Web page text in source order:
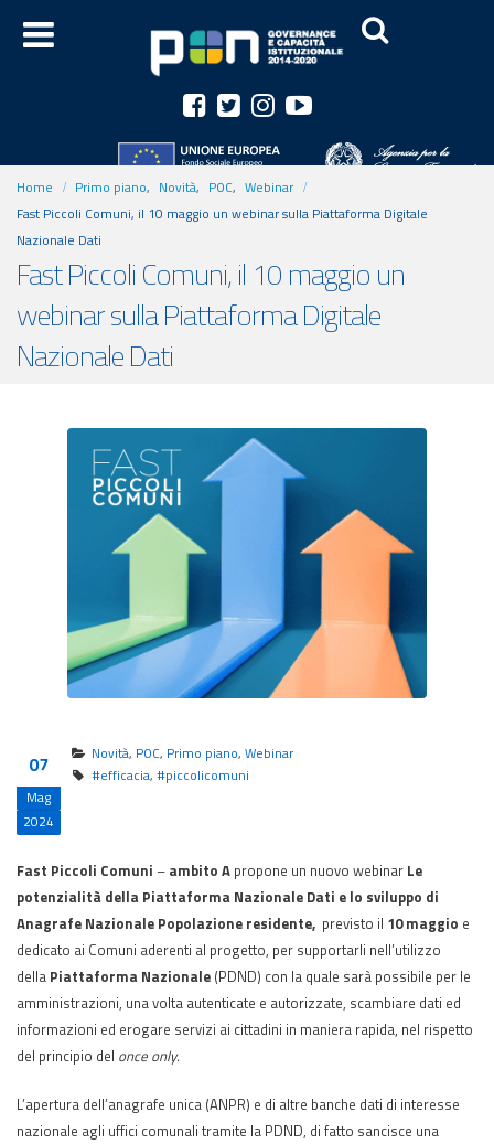
Home Primo piano, Novità, POC, Webinar
Fast Piccoli Comuni, il 10 maggio un webinar sulla Piattaforma Digitale
Nazionale Dati
Fast Piccoli Comuni, il 10 maggio un
webinar sulla Piattaforma Digitale
Nazionale Dati
07
Mag
2024
Novità, POC, Primo piano, Webinar
#efficacia, #piccolicomuni
Fast Piccoli Comuni – ambito A propone un nuovo webinar Le
potenzialità della Piattaforma Nazionale Dati e lo sviluppo di
Anagrafe Nazionale Popolazione residente, previsto il 10 maggio e
dedicato ai Comuni aderenti al progetto, per supportarli nell’utilizzo
della Piattaforma Nazionale (PDND) con la quale sarà possibile per le
amministrazioni, una volta autenticate e autorizzate, scambiare dati ed
informazioni ed erogare servizi ai cittadini in maniera rapida, nel rispetto
del principio del once only.
L’apertura dell’anagrafe unica (ANPR) e di altre banche dati di interesse
nazionale agli uffici comunali tramite la PDND, di fatto sancisce una